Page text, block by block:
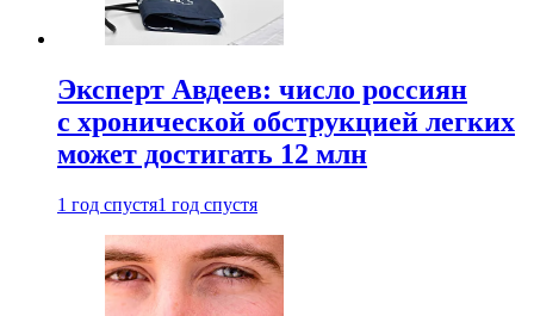
Эксперт Авдеев: число россиян
с хронической обструкцией легких
может достигать 12 млн
1 год спустя1 год спустя